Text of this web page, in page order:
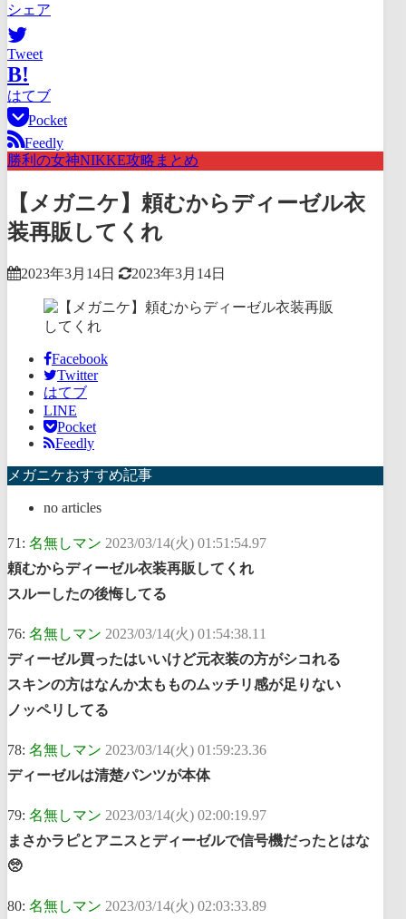
シェア
Tweet
B!
はてブ
Pocket
Feedly
勝利の女神NIKKE攻略まとめ
【メガニケ】頼むからディーゼル衣
装再販してくれ
2023年3月14日 2023年3月14日
Facebook
Twitter
はてブ
LINE
Pocket
Feedly
メガニケおすすめ記事
no articles
71: 名無しマン 2023/03/14(火) 01:51:54.97
頼むからディーゼル衣装再販してくれ
スルーしたの後悔してる
76: 名無しマン 2023/03/14(火) 01:54:38.11
ディーゼル買ったはいいけど元衣装の方がシコれる
スキンの方はなんか太もものムッチリ感が足りない
ノッペリしてる
78: 名無しマン 2023/03/14(火) 01:59:23.36
ディーゼルは清楚パンツが本体
79: 名無しマン 2023/03/14(火) 02:00:19.97
まさかラピとアニスとディーゼルで信号機だったとはな
🥺
80: 名無しマン 2023/03/14(火) 02:03:33.89